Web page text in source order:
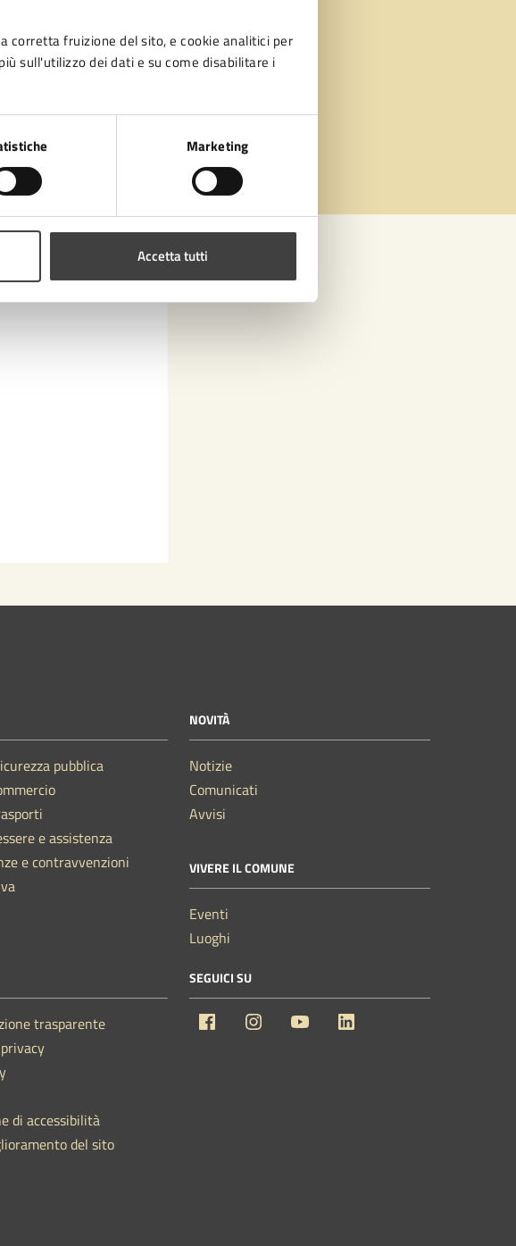
corretta fruizione del sito, e cookie analitici per
sull'utilizzo dei dati e su come disabilitare i
Marketing
Accetta tutti
questa
pubblica
e assistenza
e contravvenzioni
NOVITÀ
Notizie
Comunicati
Avvisi
VIVERE IL COMUNE
Eventi
Luoghi
trasparente
di accessibilità
del sito
SEGUICI SU
Facebook Instagram YouTube